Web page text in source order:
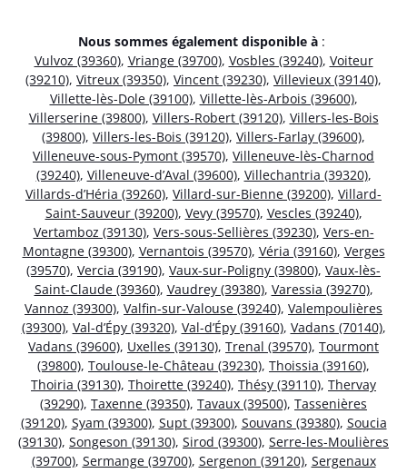
Nous sommes également disponible à :
Vulvoz (39360), Vriange (39700), Vosbles (39240), Voiteur
(39210), Vitreux (39350), Vincent (39230), Villevieux (39140),
Villette-lès-Dole (39100), Villette-lès-Arbois (39600),
Villerserine (39800), Villers-Robert (39120), Villers-les-Bois
(39800), Villers-les-Bois (39120), Villers-Farlay (39600),
Villeneuve-sous-Pymont (39570), Villeneuve-lès-Charnod
(39240), Villeneuve-d’Aval (39600), Villechantria (39320),
Villards-d’Héria (39260), Villard-sur-Bienne (39200), Villard-
Saint-Sauveur (39200), Vevy (39570), Vescles (39240),
Vertamboz (39130), Vers-sous-Sellières (39230), Vers-en-
Montagne (39300), Vernantois (39570), Véria (39160), Verges
(39570), Vercia (39190), Vaux-sur-Poligny (39800), Vaux-lès-
Saint-Claude (39360), Vaudrey (39380), Varessia (39270),
Vannoz (39300), Valfin-sur-Valouse (39240), Valempoulières
(39300), Val-d’Épy (39320), Val-d’Épy (39160), Vadans (70140),
Vadans (39600), Uxelles (39130), Trenal (39570), Tourmont
(39800), Toulouse-le-Château (39230), Thoissia (39160),
Thoiria (39130), Thoirette (39240), Thésy (39110), Thervay
(39290), Taxenne (39350), Tavaux (39500), Tassenières
(39120), Syam (39300), Supt (39300), Souvans (39380), Soucia
(39130), Songeson (39130), Sirod (39300), Serre-les-Moulières
(39700), Sermange (39700), Sergenon (39120), Sergenaux